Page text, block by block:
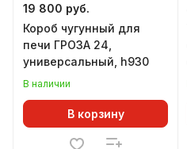
19 800 руб.
Короб чугунный для
печи ГРОЗА 24,
универсальный, h930
В наличии
В корзину